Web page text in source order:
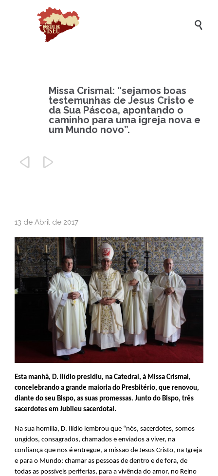

Missa Crismal: “sejamos boas
testemunhas de Jesus Cristo e
da Sua Páscoa, apontando o
caminho para uma igreja nova e
um Mundo novo”.
 
13 de Abril de 2017
Esta manhã, D. Ilídio presidiu, na Catedral, à Missa Crismal,
concelebrando a grande maioria do Presbitério, que renovou,
diante do seu Bispo, as suas promessas. Junto do Bispo, três
sacerdotes em Jubileu sacerdotal.
Na sua homilia, D. Ilídio lembrou que “nós, sacerdotes, somos
ungidos, consagrados, chamados e enviados a viver, na
confiança que nos é entregue, a missão de Jesus Cristo, na Igreja
e para o Mundo: chamar as pessoas de dentro e de fora, de
todas as possíveis periferias, para a vivência do amor, no Reino